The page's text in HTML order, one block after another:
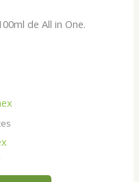
de All in One.